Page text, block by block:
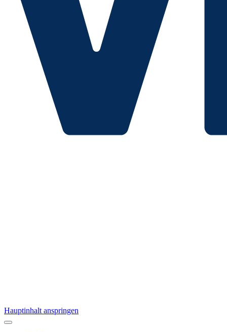
Hauptinhalt anspringen